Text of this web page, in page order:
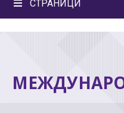
СТРАНИЦИ